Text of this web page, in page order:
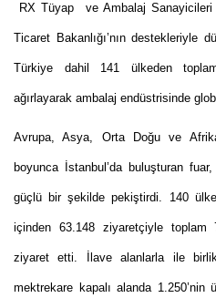
RX Tüyap ve Ambalaj
Ticaret Bakanlığı’nın destekleriyle
Türkiye dahil 141 ülkeden
ağırlayarak ambalaj endüstrisinde
Avrupa, Asya, Orta Doğu ve
boyunca İstanbul’da buluşturan
güçlü bir şekilde pekiştirdi. 140
içinden 63.148 ziyaretçiyle toplam
ziyaret etti. İlave alanlarla ile
mektrekare kapalı alanda